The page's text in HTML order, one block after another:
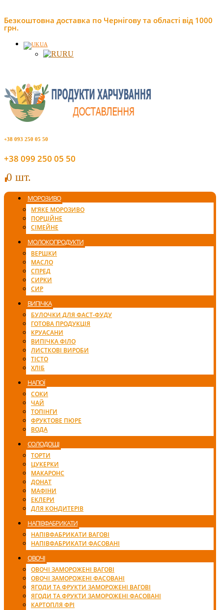
Безкоштовна доставка по Чернігову та області від 1000
грн.
UA
RU
+38 093 250 05 50
+38 099 250 05 50
00 шт.
МОРОЗИВО
М’ЯКЕ МОРОЗИВО
ПОРЦІЙНЕ
СІМЕЙНЕ
МОЛОКОПРОДУКТИ
ВЕРШКИ
МАСЛО
СПРЕД
СИРКИ
СИР
ВИПІЧКА
БУЛОЧКИ ДЛЯ ФАСТ-ФУДУ
ГОТОВА ПРОДУКЦІЯ
КРУАСАНИ
ВИПІЧКА ФІЛО
ЛИСТКОВІ ВИРОБИ
ТІСТО
ХЛІБ
НАПОЇ
СОКИ
ЧАЙ
ТОПІНГИ
ФРУКТОВЕ ПЮРЕ
ВОДА
СОЛОДОЩІ
ТОРТИ
ЦУКЕРКИ
МАКАРОНС
ДОНАТ
МАФІНИ
ЕКЛЕРИ
ДЛЯ КОНДИТЕРІВ
НАПІВФАБРИКАТИ
НАПІВФАБРИКАТИ ВАГОВІ
НАПІВФАБРИКАТИ ФАСОВАНІ
ОВОЧІ
ОВОЧІ ЗАМОРОЖЕНІ ВАГОВІ
ОВОЧІ ЗАМОРОЖЕНІ ФАСОВАНІ
ЯГОДИ ТА ФРУКТИ ЗАМОРОЖЕНІ ВАГОВІ
ЯГОДИ ТА ФРУКТИ ЗАМОРОЖЕНІ ФАСОВАНІ
КАРТОПЛЯ ФРІ